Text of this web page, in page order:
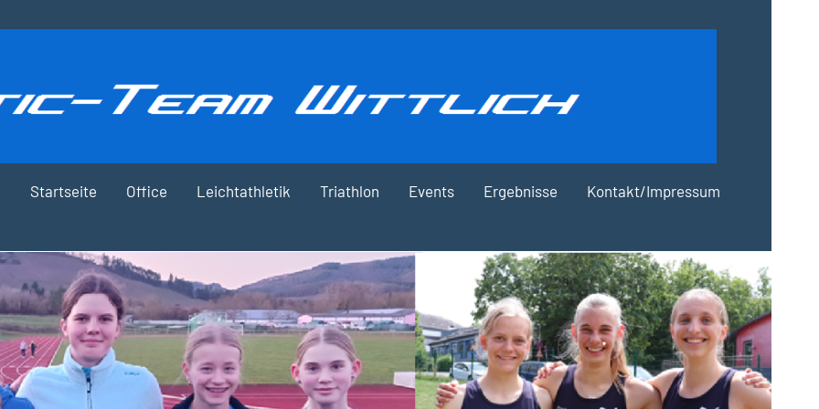
Startseite Office Leichtathletik Triathlon Events Ergebnisse Kontakt/Impressum